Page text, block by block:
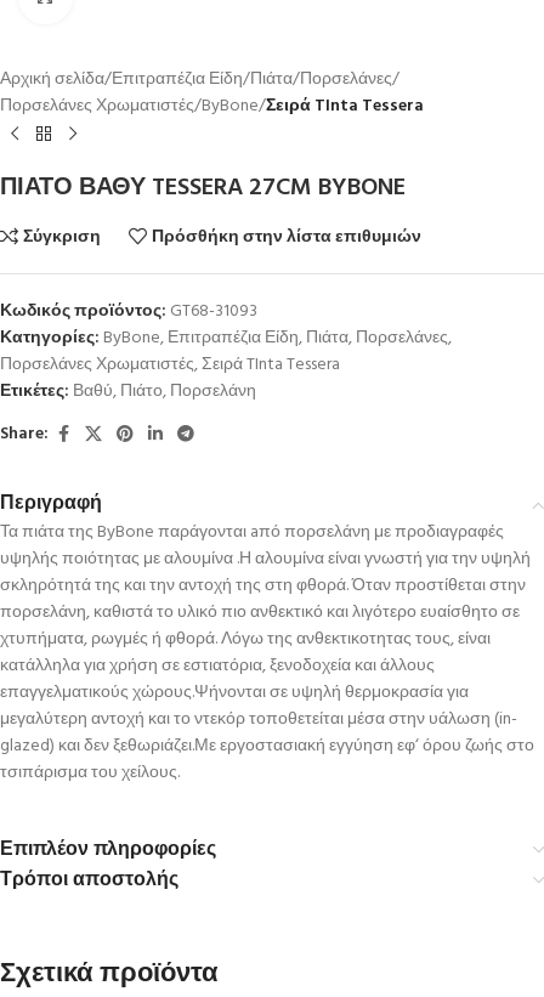
Αρχική σελίδα Επιτραπέζια Είδη Πιάτα Πορσελάνες
Πορσελάνες Χρωματιστές ByBone Σειρά TInta Tessera
ΠΙΑΤΟ ΒΑΘΥ TESSERA 27CM BYBONE
Σύγκριση Πρόσθήκη στην λίστα επιθυμιών
Κωδικός προϊόντος: GT68-31093
Κατηγορίες: ByBone,Επιτραπέζια Είδη,Πιάτα,Πορσελάνες,
Πορσελάνες Χρωματιστές,Σειρά TInta Tessera
Ετικέτες: Βαθύ,Πιάτο,Πορσελάνη
Share:
Περιγραφή
Τα πιάτα της ByBone παράγονται aπό πορσελάνη με προδιαγραφές
υψηλής ποιότητας με αλουμίνα .Η αλουμίνα είναι γνωστή για την υψηλή
σκληρότητά της και την αντοχή της στη φθορά. Όταν προστίθεται στην
πορσελάνη, καθιστά το υλικό πιο ανθεκτικό και λιγότερο ευαίσθητο σε
χτυπήματα, ρωγμές ή φθορά. Λόγω της ανθεκτικοτητας τους, είναι
κατάλληλα για χρήση σε εστιατόρια, ξενοδοχεία και άλλους
επαγγελματικούς χώρους.Ψήνονται σε υψηλή θερμοκρασία για
μεγαλύτερη αντοχή και το ντεκόρ τοποθετείται μέσα στην υάλωση (in-
glazed) και δεν ξεθωριάζει.Με εργοστασιακή εγγύηση εφ‘ όρου ζωής στο
τσιπάρισμα του χείλους.
Επιπλέον πληροφορίες
Τρόποι αποστολής
Σχετικά προϊόντα